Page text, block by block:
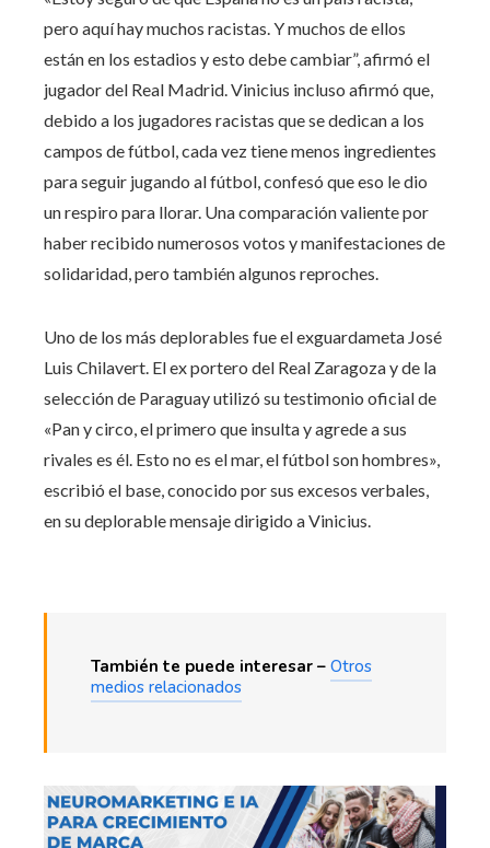
pero aquí hay muchos racistas. Y muchos de ellos
están en los estadios y esto debe cambiar”, afirmó el
jugador del Real Madrid. Vinicius incluso afirmó que,
debido a los jugadores racistas que se dedican a los
campos de fútbol, ​​cada vez tiene menos ingredientes
para seguir jugando al fútbol, ​​confesó que eso le dio
un respiro para llorar. Una comparación valiente por
haber recibido numerosos votos y manifestaciones de
solidaridad, pero también algunos reproches.
Uno de los más deplorables fue el exguardameta José
Luis Chilavert. El ex portero del Real Zaragoza y de la
selección de Paraguay utilizó su testimonio oficial de
«Pan y circo, el primero que insulta y agrede a sus
rivales es él. Esto no es el mar, el fútbol son hombres»,
escribió el base, conocido por sus excesos verbales,
en su deplorable mensaje dirigido a Vinicius.
También te puede interesar – Otros
medios relacionados